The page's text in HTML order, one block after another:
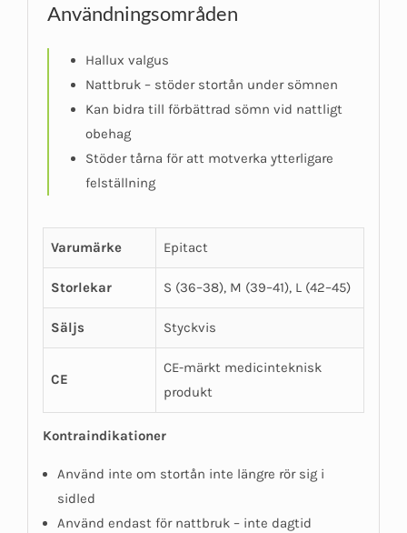
Användningsområden
Hallux valgus
Nattbruk – stöder stortån under sömnen
Kan bidra till förbättrad sömn vid nattligt
obehag
Stöder tårna för att motverka ytterligare
felställning
Varumärke Epitact
Storlekar S (36–38), M (39–41), L (42–45)
Säljs Styckvis
CE
CE-märkt medicinteknisk
produkt
Kontraindikationer
Använd inte om stortån inte längre rör sig i
sidled
Använd endast för nattbruk – inte dagtid